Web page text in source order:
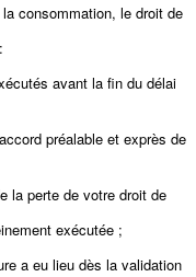
consommation, le droit de
avant la fin du délai
préalable et exprès de
la perte de votre droit de
exécutée ;
a eu lieu dès la validation